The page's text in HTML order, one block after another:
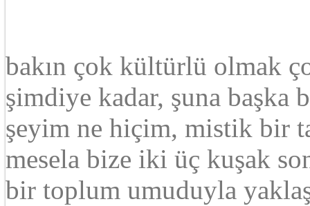
bakın çok kültürlü olmak
şimdiye kadar, şuna başka
şeyim ne hiçim, mistik bir
mesela bize iki üç kuşak
bir toplum umuduyla